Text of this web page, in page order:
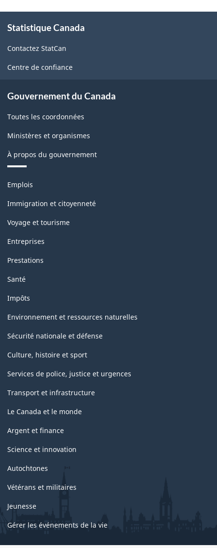
propos
ce
site
Statistique Canada
Contactez StatCan
Centre de confiance
Gouvernement du Canada
Toutes les coordonnées
Ministères et organismes
À propos du gouvernement
Thèmes
sujets
Emplois
Immigration et citoyenneté
Voyage et tourisme
Entreprises
Prestations
Santé
Impôts
Environnement et ressources naturelles
Sécurité nationale et défense
Culture, histoire et sport
Services de police, justice et urgences
Transport et infrastructure
Le Canada et le monde
Argent et finance
Science et innovation
Autochtones
Vétérans et militaires
Jeunesse
Gérer les événements de la vie